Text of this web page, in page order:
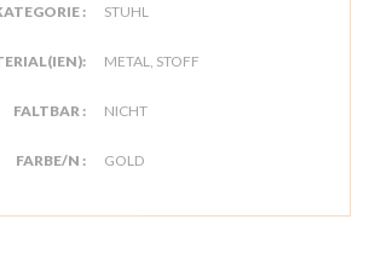
: STUHL
METAL, STOFF
FALTBAR : NICHT
FARBE/N : GOLD